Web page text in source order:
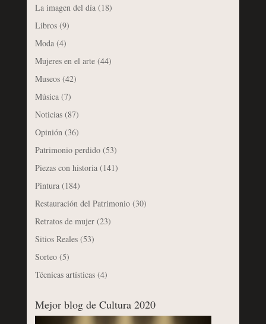
La imagen del día(18)
Libros(9)
Moda(4)
Mujeres en el arte(44)
Museos(42)
Música(7)
Noticias(87)
Opinión (36)
Patrimonio perdido(53)
Piezas con historia(141)
Pintura(184)
Restauración del Patrimonio(30)
Retratos de mujer(23)
Sitios Reales(53)
Sorteo(5)
Técnicas artísticas(4)
Mejor blog de Cultura 2020